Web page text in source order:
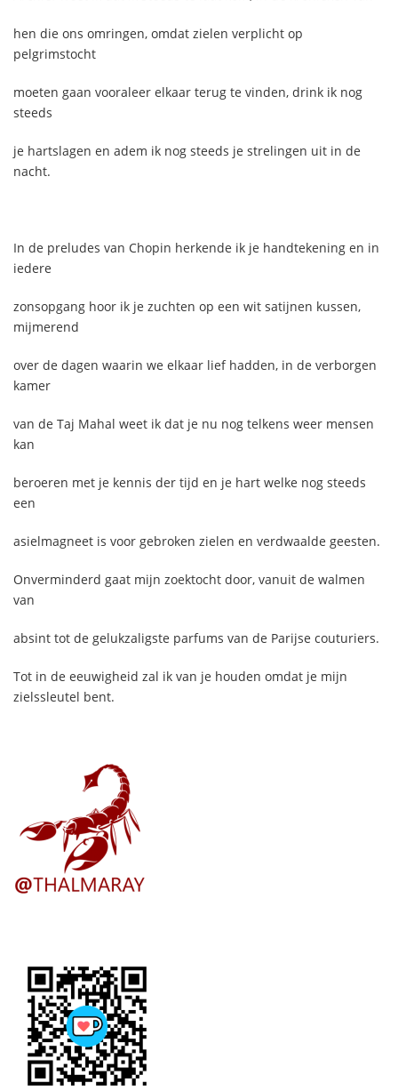
hen die ons omringen, omdat zielen verplicht op
pelgrimstocht
moeten gaan vooraleer elkaar terug te vinden, drink ik nog
steeds
je hartslagen en adem ik nog steeds je strelingen uit in de
nacht.
In de preludes van Chopin herkende ik je handtekening en in
iedere
zonsopgang hoor ik je zuchten op een wit satijnen kussen,
mijmerend
over de dagen waarin we elkaar lief hadden, in de verborgen
kamer
van de Taj Mahal weet ik dat je nu nog telkens weer mensen
kan
beroeren met je kennis der tijd en je hart welke nog steeds
een
asielmagneet is voor gebroken zielen en verdwaalde geesten.
Onverminderd gaat mijn zoektocht door, vanuit de walmen
van
absint tot de gelukzaligste parfums van de Parijse couturiers.
Tot in de eeuwigheid zal ik van je houden omdat je mijn
zielssleutel bent.